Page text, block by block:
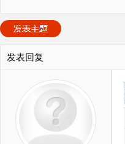
发表回复